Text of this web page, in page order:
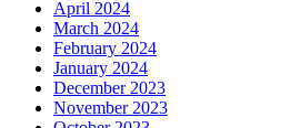
April 2024
March 2024
February 2024
January 2024
December 2023
November 2023